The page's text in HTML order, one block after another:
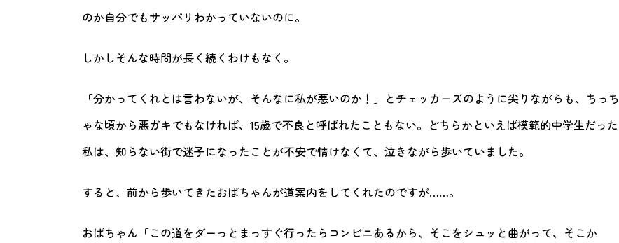
のか自分でもサッパリわかっていないのに。
しかしそんな時間が長く続くわけもなく。
「分かってくれとは言わないが、そんなに私が悪いのか！」とチェッカーズのように尖りながらも、ちっち
ゃな頃から悪ガキでもなければ、15歳で不良と呼ばれたこともない。どちらかといえば模範的中学生だった
私は、知らない街で迷子になったことが不安で情けなくて、泣きながら歩いていました。
すると、前から歩いてきたおばちゃんが道案内をしてくれたのですが……。
おばちゃん「この道をダーっとまっすぐ行ったらコンビニあるから、そこをシュッと曲がって、そこか